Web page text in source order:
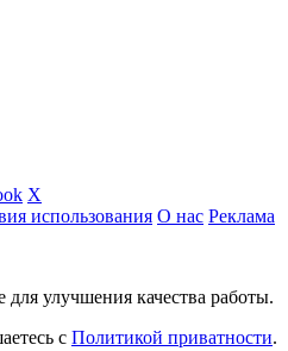
X
использования О нас Реклама
улучшения качества работы.
с Политикой приватности.